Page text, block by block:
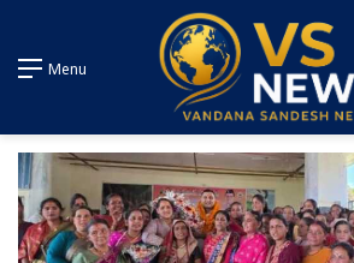
Menu